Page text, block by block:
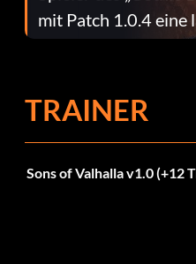
mit Patch 1.0.4 eine
Fehlerbehebungen
TRAINER
Sons of Valhalla v1.0 (+12